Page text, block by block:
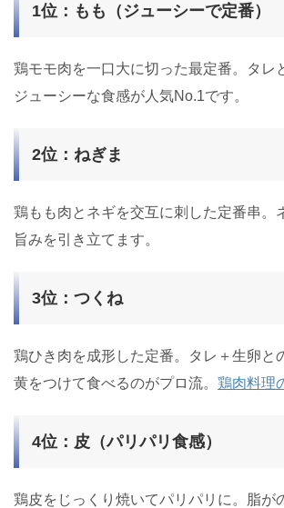
1位：もも（ジューシーで定番）
鶏モモ肉を一口大に切った最定番。タレ
ジューシーな食感が人気No.1です。
2位：ねぎま
鶏もも肉とネギを交互に刺した定番串。
旨みを引き立てます。
3位：つくね
鶏ひき肉を成形した定番。タレ＋生卵と
黄をつけて食べるのがプロ流。 鶏肉料理
4位：皮（パリパリ食感）
鶏皮をじっくり焼いてパリパリに。脂が